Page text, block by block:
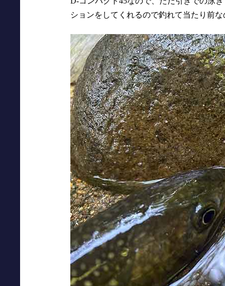
ションをしてくれるので釣れて当たり前